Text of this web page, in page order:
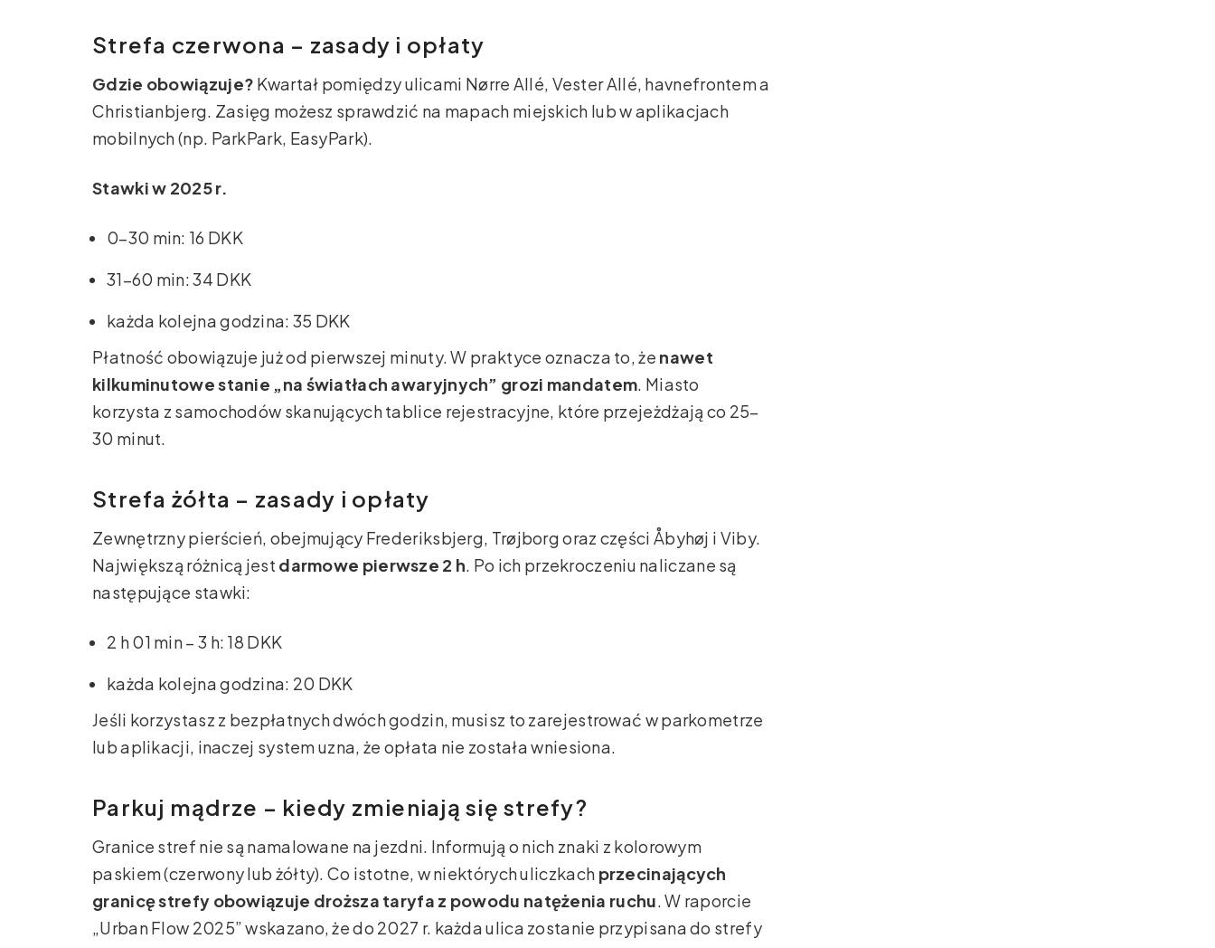
Strefa czerwona – zasady i opłaty
Gdzie obowiązuje? Kwartał pomiędzy ulicami Nørre Allé, Vester Allé, havnefrontem a
Christianbjerg. Zasięg możesz sprawdzić na mapach miejskich lub w aplikacjach
mobilnych (np. ParkPark, EasyPark).
Stawki w 2025 r.
0–30 min: 16 DKK
31–60 min: 34 DKK
każda kolejna godzina: 35 DKK
Płatność obowiązuje już od pierwszej minuty. W praktyce oznacza to, że nawet
kilkuminutowe stanie „na światłach awaryjnych” grozi mandatem. Miasto
korzysta z samochodów skanujących tablice rejestracyjne, które przejeżdżają co 25–
30 minut.
Strefa żółta – zasady i opłaty
Zewnętrzny pierścień, obejmujący Frederiksbjerg, Trøjborg oraz części Åbyhøj i Viby.
Największą różnicą jest darmowe pierwsze 2 h. Po ich przekroczeniu naliczane są
następujące stawki:
2 h 01 min – 3 h: 18 DKK
każda kolejna godzina: 20 DKK
Jeśli korzystasz z bezpłatnych dwóch godzin, musisz to zarejestrować w parkometrze
lub aplikacji, inaczej system uzna, że opłata nie została wniesiona.
Parkuj mądrze – kiedy zmieniają się strefy?
Granice stref nie są namalowane na jezdni. Informują o nich znaki z kolorowym
paskiem (czerwony lub żółty). Co istotne, w niektórych uliczkach przecinających
granicę strefy obowiązuje droższa taryfa z powodu natężenia ruchu. W raporcie
„Urban Flow 2025” wskazano, że do 2027 r. każda ulica zostanie przypisana do strefy